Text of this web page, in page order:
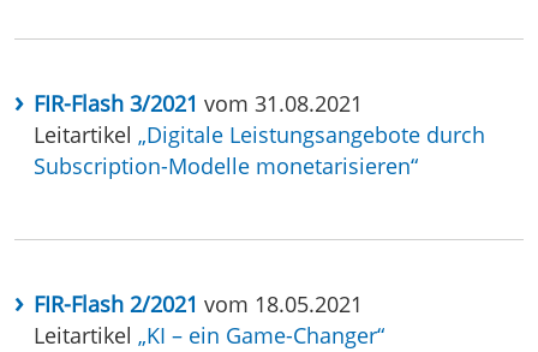
FIR-Flash 3/2021 vom 31.08.2021
Leitartikel „Digitale Leistungsangebote durch
Subscription-Modelle monetarisieren“
FIR-Flash 2/2021 vom 18.05.2021
Leitartikel „KI – ein Game-Changer“